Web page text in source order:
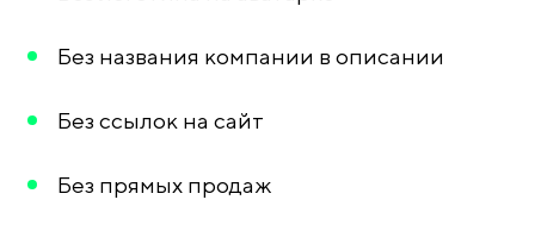
Без названия компании в описании
Без ссылок на сайт
Без прямых продаж